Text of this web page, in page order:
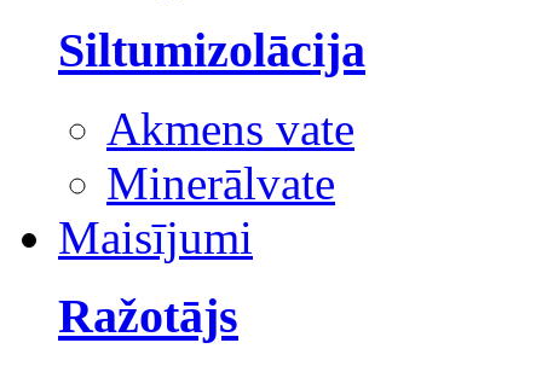
Siltumizolācija
Akmens vate
Minerālvate
Maisījumi
Ražotājs